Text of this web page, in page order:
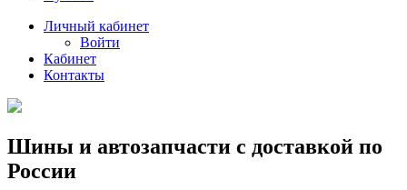
Личный кабинет
Войти
Кабинет
Контакты
Шины и автозапчасти с доставкой по
России